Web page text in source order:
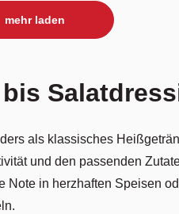
mehr laden
als klassisches
und den passenden
in herzhaften Speisen